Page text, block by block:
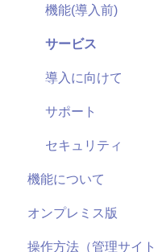
機能(導入前)
サービス
導入に向けて
サポート
セキュリティ
機能について
動画配信
ライブ配信
オンプレミス版
全般
操作方法（管理サイト